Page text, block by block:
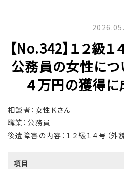
【No.342】１２級
公務員の女性につ
４万円の獲得
相談者：女性Ｋさん
職業：公務員
後遺障害の内容：１２級１４号（外
項目